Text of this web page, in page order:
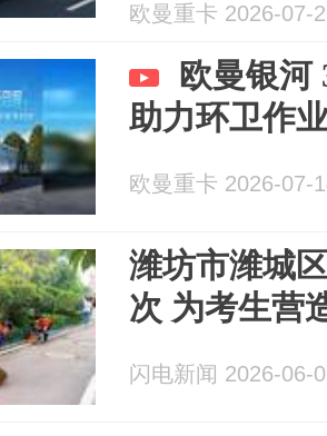
欧曼重卡 2026-07-
欧曼银河
助力环卫作
欧曼重卡 2026-07-
潍坊市潍城
次 为考生营
闪电新闻 2026-06-